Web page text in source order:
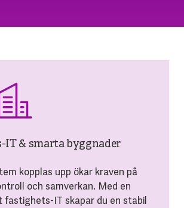
IT & smarta byggnader
kopplas upp ökar kraven på
och samverkan. Med en
fastighets-IT skapar du en stabil